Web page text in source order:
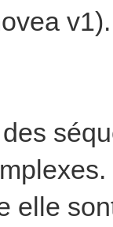
v1).
elle